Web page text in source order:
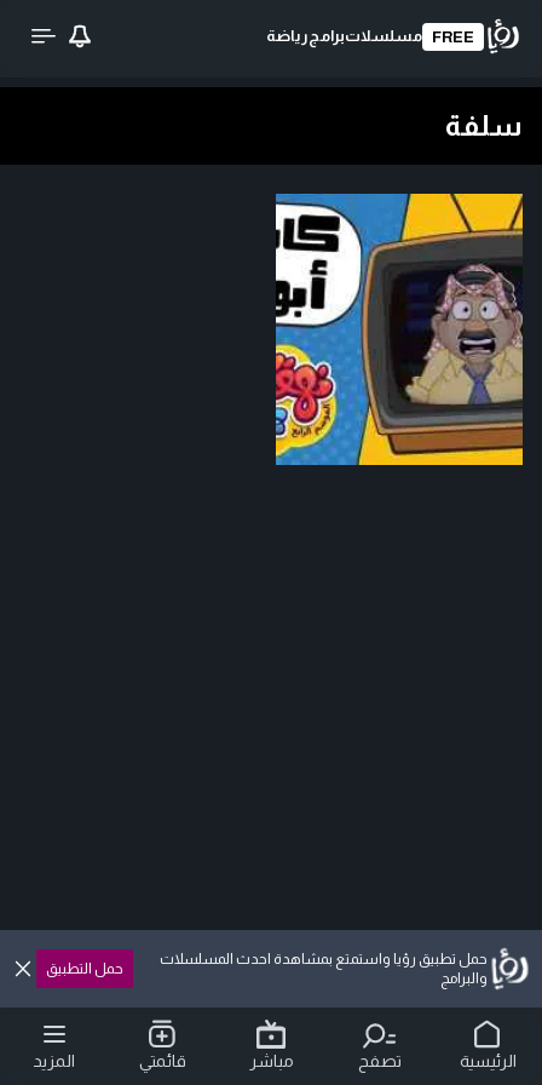
FREE مسلسلاتبرامج رياضة
سلفة
حمل تطبيق رؤيا واستمتع بمشاهدة احدث المسلسلات
والبرامج
حمل التطبيق
الرئيسية تصفح مباشر قائمتي المزيد